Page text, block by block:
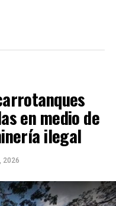
en medio de
ilegal
2026